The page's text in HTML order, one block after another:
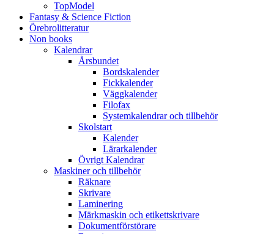
TopModel
Fantasy & Science Fiction
Örebrolitteratur
Non books
Kalendrar
Årsbundet
Bordskalender
Fickkalender
Väggkalender
Filofax
Systemkalendrar och tillbehör
Skolstart
Kalender
Lärarkalender
Övrigt Kalendrar
Maskiner och tillbehör
Räknare
Skrivare
Laminering
Märkmaskin och etikettskrivare
Dokumentförstörare